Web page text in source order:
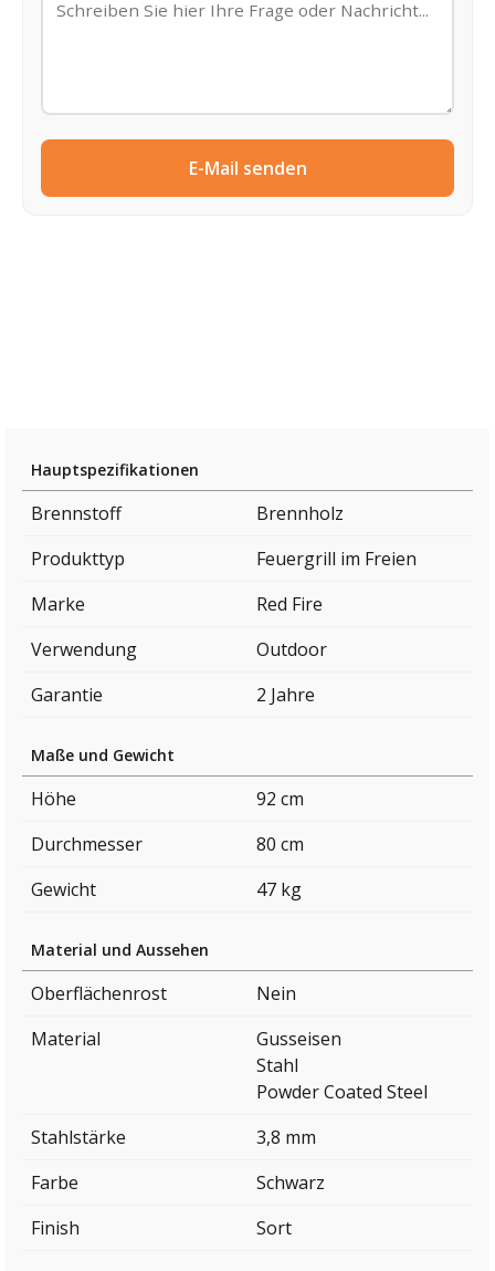
E-Mail senden
Hauptspezifikationen
Brennstoff
Brennholz
Produkttyp
Feuergrill im Freien
Marke
Red Fire
Verwendung
Outdoor
Garantie
2 Jahre
Maße und Gewicht
Höhe
92 cm
Durchmesser
80 cm
Gewicht
47 kg
Material und Aussehen
Oberflächenrost
Nein
Material
Gusseisen
Stahl
Powder Coated Steel
Stahlstärke
3,8 mm
Farbe
Schwarz
Finish
Sort